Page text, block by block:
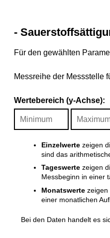
-
Für den gewählten
Messreihe der Messstelle
Wertebereich (y-Achse):
Einzelwertezeigen
sind das
Tageswertezeigen
Messbeginn in einer
Monatswertezeigen
einer monatlichen
Bei den Daten handelt es